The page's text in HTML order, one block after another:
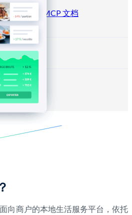
讯 API 文档 MCP 文档
向商户的本地生活服务平台，依托